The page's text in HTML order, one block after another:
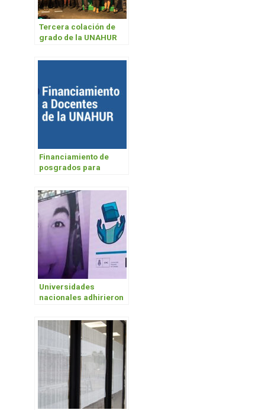
Tercera colación de
grado de la UNAHUR
Financiamiento de
posgrados para
Universidades
nacionales adhirieron